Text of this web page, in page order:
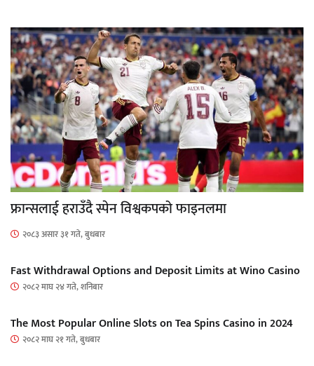
फ्रान्सलाई हराउँदै स्पेन विश्वकपको फाइनलमा
२०८३ असार ३१ गते, बुधबार
Fast Withdrawal Options and Deposit Limits at Wino Casino
२०८२ माघ २४ गते, शनिबार
The Most Popular Online Slots on Tea Spins Casino in 2024
२०८२ माघ २१ गते, बुधबार